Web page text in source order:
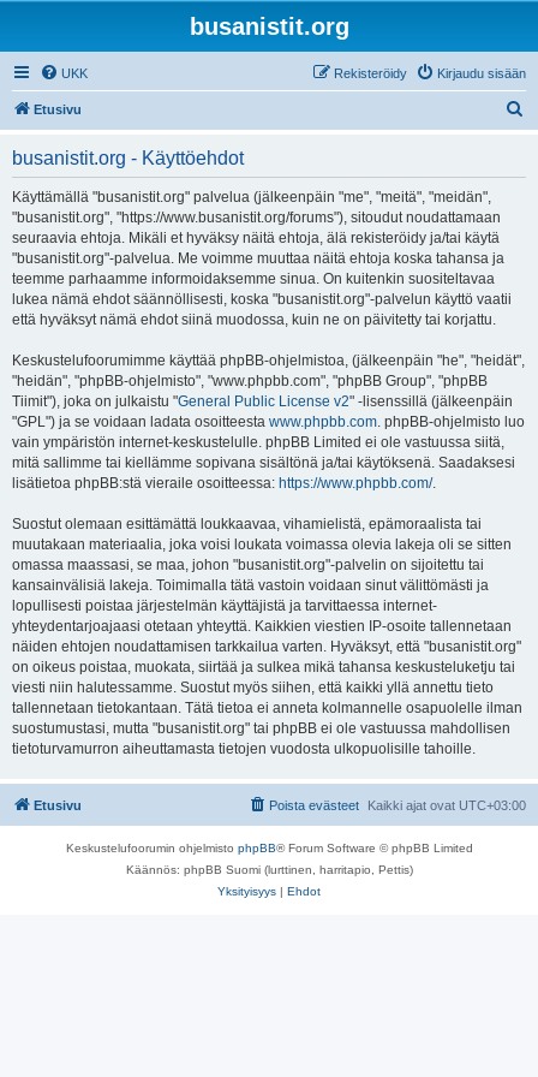
busanistit.org
UKK Kirjaudu sisään
Rekisteröidy
Etusivu
busanistit.org - Käyttöehdot
Käyttämällä "busanistit.org" palvelua (jälkeenpäin "me", "meitä", "meidän",
"busanistit.org", "https://www.busanistit.org/forums"), sitoudut noudattamaan
seuraavia ehtoja. Mikäli et hyväksy näitä ehtoja, älä rekisteröidy ja/tai käytä
"busanistit.org"-palvelua. Me voimme muuttaa näitä ehtoja koska tahansa ja
teemme parhaamme informoidaksemme sinua. On kuitenkin suositeltavaa
lukea nämä ehdot säännöllisesti, koska "busanistit.org"-palvelun käyttö vaatii
että hyväksyt nämä ehdot siinä muodossa, kuin ne on päivitetty tai korjattu.
Keskustelufoorumimme käyttää phpBB-ohjelmistoa, (jälkeenpäin "he", "heidät",
"heidän", "phpBB-ohjelmisto", "www.phpbb.com", "phpBB Group", "phpBB
Tiimit"), joka on julkaistu "General Public License v2" -lisenssillä (jälkeenpäin
"GPL") ja se voidaan ladata osoitteesta www.phpbb.com. phpBB-ohjelmisto luo
vain ympäristön internet-keskustelulle. phpBB Limited ei ole vastuussa siitä,
mitä sallimme tai kiellämme sopivana sisältönä ja/tai käytöksenä. Saadaksesi
lisätietoa phpBB:stä vieraile osoitteessa: https://www.phpbb.com/.
Suostut olemaan esittämättä loukkaavaa, vihamielistä, epämoraalista tai
muutakaan materiaalia, joka voisi loukata voimassa olevia lakeja oli se sitten
omassa maassasi, se maa, johon "busanistit.org"-palvelin on sijoitettu tai
kansainvälisiä lakeja. Toimimalla tätä vastoin voidaan sinut välittömästi ja
lopullisesti poistaa järjestelmän käyttäjistä ja tarvittaessa internet-
yhteydentarjoajaasi otetaan yhteyttä. Kaikkien viestien IP-osoite tallennetaan
näiden ehtojen noudattamisen tarkkailua varten. Hyväksyt, että "busanistit.org"
on oikeus poistaa, muokata, siirtää ja sulkea mikä tahansa keskusteluketju tai
viesti niin halutessamme. Suostut myös siihen, että kaikki yllä annettu tieto
tallennetaan tietokantaan. Tätä tietoa ei anneta kolmannelle osapuolelle ilman
suostumustasi, mutta "busanistit.org" tai phpBB ei ole vastuussa mahdollisen
tietoturvamurron aiheuttamasta tietojen vuodosta ulkopuolisille tahoille.
Etusivu Kaikki ajat ovat UTC+03:00
Poista evästeet
Keskustelufoorumin ohjelmisto phpBB® Forum Software © phpBB Limited
Käännös: phpBB Suomi (lurttinen, harritapio, Pettis)
Yksityisyys | Ehdot